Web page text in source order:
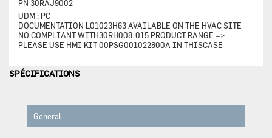
PN 30RAJ9002
UDM : PC
DOCUMENTATION L01023H63 AVAILABLE ON THE HVAC SITE
NO COMPLIANT WITH30RH008-015 PRODUCT RANGE =>
PLEASE USE HMI KIT 00PSG001022800A IN THISCASE
SPÉCIFICATIONS
General